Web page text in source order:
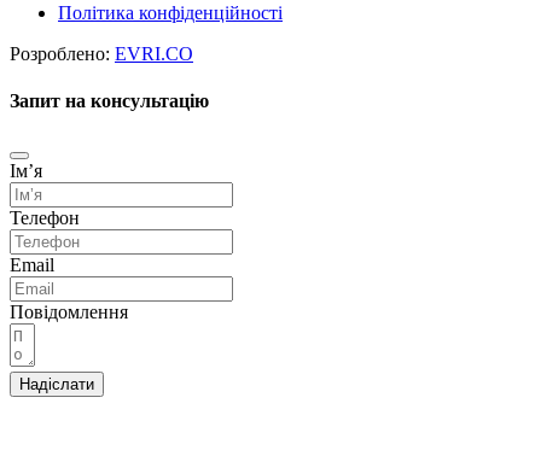
Політика конфіденційності
Розроблено: EVRI.CO
Запит на консультацію
Імʼя
Телефон
Email
Повідомлення
Надіслати